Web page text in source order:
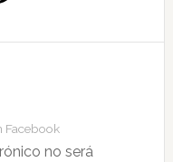
Facebook
no será